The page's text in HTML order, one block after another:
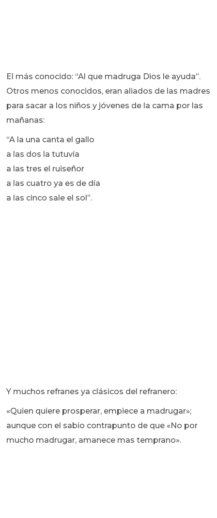
El más conocido: “Al que madruga Dios le ayuda”.
Otros menos conocidos, eran aliados de las madres
para sacar a los niños y jóvenes de la cama por las
mañanas:
“A la una canta el gallo
a las dos la tutuvía
a las tres el ruiseñor
a las cuatro ya es de día
a las cinco sale el sol”.
Y muchos refranes ya clásicos del refranero:
«Quien quiere prosperar, empiece a madrugar»;
aunque con el sabio contrapunto de que «No por
mucho madrugar, amanece mas temprano».